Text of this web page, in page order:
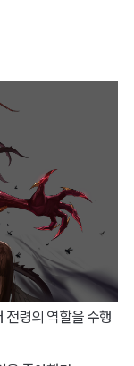
전령의 역할을 수행